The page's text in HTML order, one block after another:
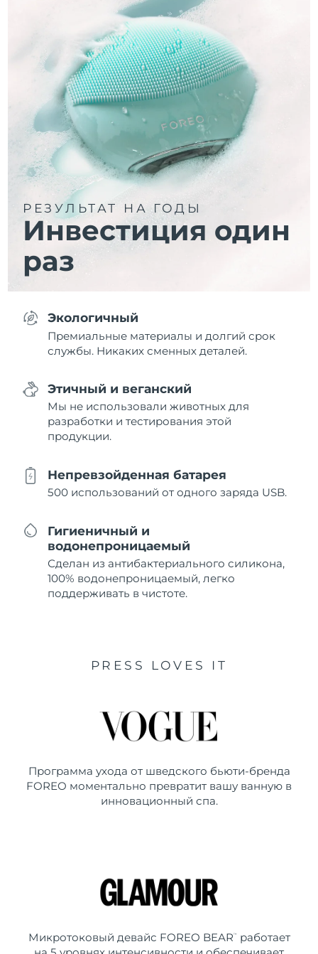
РЕЗУЛЬТАТ НА ГОДЫ
Инвестиция один
раз
Экологичный
Премиальные материалы и долгий срок
службы. Никаких сменных деталей.
Этичный и веганский
Мы не использовали животных для
разработки и тестирования этой
продукции.
Непревзойденная батарея
500 использований от одного заряда USB.
Гигиеничный и
водонепроницаемый
Сделан из антибактериального силикона,
100% водонепроницаемый, легко
поддерживать в чистоте.
PRESS LOVES IT
Программа ухода от шведского бьюти-бренда
FOREO моментально превратит вашу ванную в
инновационный спа.
Микротоковый девайс FOREO BEAR ™
работает